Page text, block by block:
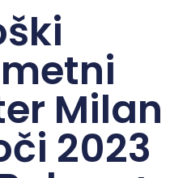
Milan
2023